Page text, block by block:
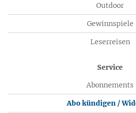
Outdoor
Gewinnspiele
Leserreisen
Service
Abonnements
Abo kündigen /